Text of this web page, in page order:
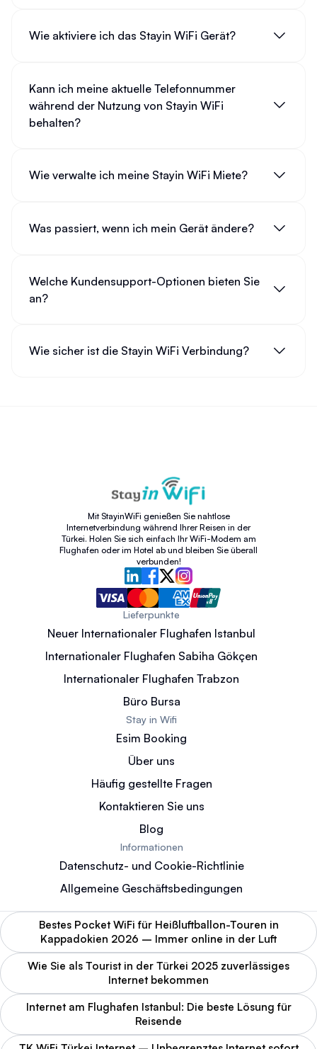
Wie aktiviere ich das Stayin WiFi Gerät?
Kann ich meine aktuelle Telefonnummer
während der Nutzung von Stayin WiFi
behalten?
Wie verwalte ich meine Stayin WiFi Miete?
Was passiert, wenn ich mein Gerät ändere?
Welche Kundensupport-Optionen bieten Sie
an?
Wie sicher ist die Stayin WiFi Verbindung?
Mit StayinWiFi genießen Sie nahtlose
Internetverbindung während Ihrer Reisen in der
Türkei. Holen Sie sich einfach Ihr WiFi-Modem am
Flughafen oder im Hotel ab und bleiben Sie überall
verbunden!
Lieferpunkte
Neuer Internationaler Flughafen Istanbul
Internationaler Flughafen Sabiha Gökçen
Internationaler Flughafen Trabzon
Büro Bursa
Stay in Wifi
Esim Booking
Über uns
Häufig gestellte Fragen
Kontaktieren Sie uns
Blog
Informationen
Datenschutz- und Cookie-Richtlinie
Allgemeine Geschäftsbedingungen
Bestes Pocket WiFi für Heißluftballon-Touren in
Kappadokien 2026 – Immer online in der Luft
Wie Sie als Tourist in der Türkei 2025 zuverlässiges
Internet bekommen
Internet am Flughafen Istanbul: Die beste Lösung für
Reisende